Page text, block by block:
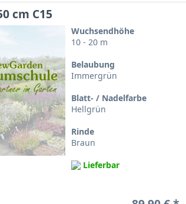
cm C15
Wuchsendhöhe
10 - 20 m
Belaubung
Immergrün
Blatt- / Nadelfarbe
Hellgrün
Rinde
Braun
Lieferbar